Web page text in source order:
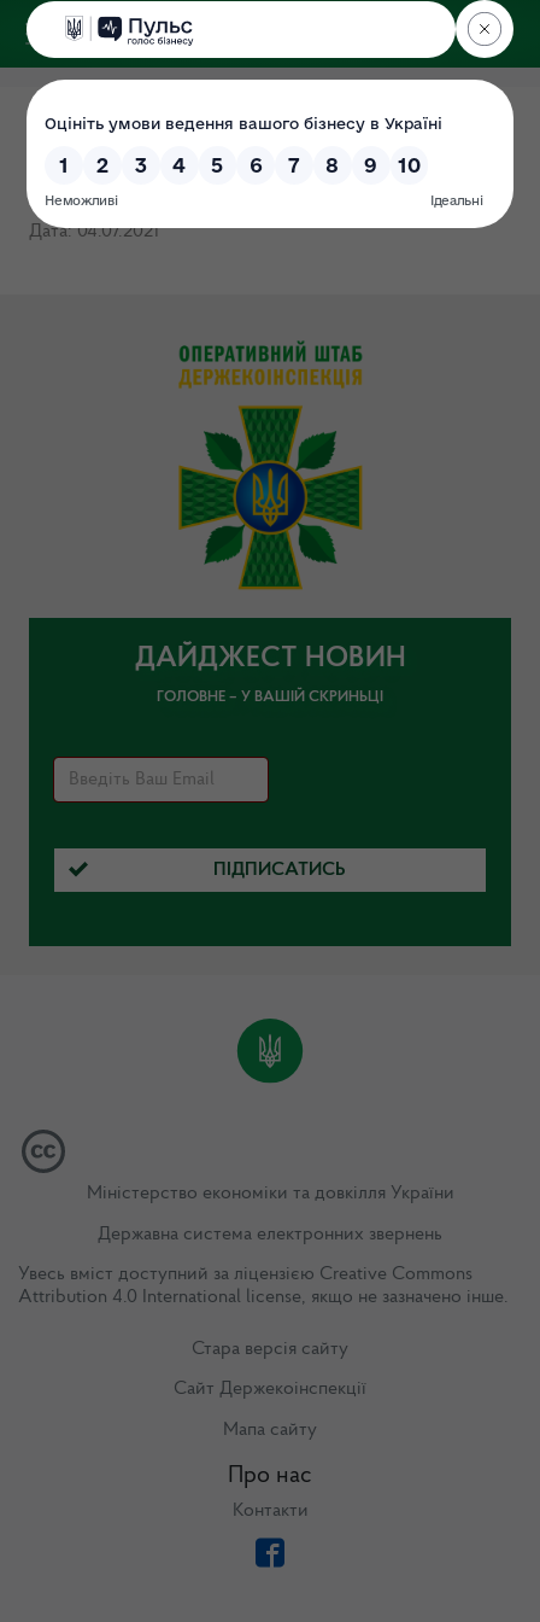
ДЕРЖЕКОІНСПЕКЦІЯ
у Чернігівській області
Перелік суб’єктів
господарювання
Дата: 04.07.2021
ДАЙДЖЕСТ НОВИН
ГОЛОВНЕ – У ВАШІЙ СКРИНЬЦІ
ПІДПИСАТИСЬ
Міністерство економіки та довкілля України
Державна система електронних звернень
Увесь вміст доступний за ліцензією Creative Commons
Attribution 4.0 International license, якщо не зазначено інше.
Стара версія сайту
Сайт Держекоінспекції
Мапа сайту
Про нас
Контакти